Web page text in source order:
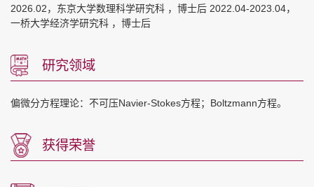
2026.02，东京大学数理科学研究科 ，博士后 2022.04-2023.04，
一桥大学经济学研究科 ，博士后
研究领域
偏微分方程理论：不可压Navier-Stokes方程；Boltzmann方程。
获得荣誉